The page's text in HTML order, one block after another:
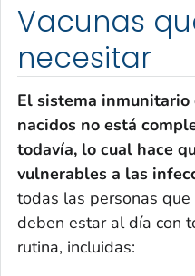
Vacunas
necesitar
El sistema inmunitario
nacidos no está
todavía, lo cual hace
vulnerables a las
todas las personas
deben estar al día con
rutina, incluidas: